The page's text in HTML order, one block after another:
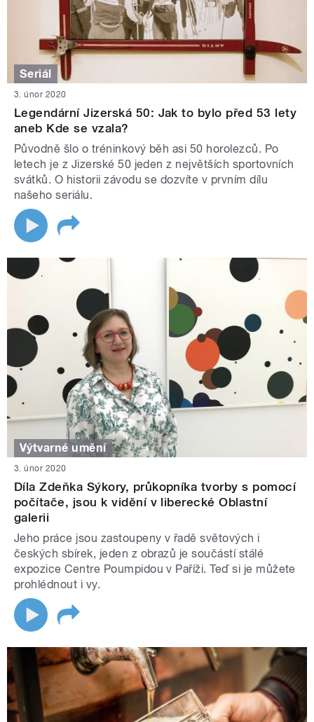
Seriál
3. únor 2020
Legendární Jizerská 50: Jak to bylo před 53 lety
aneb Kde se vzala?
Původně šlo o tréninkový běh asi 50 horolezců. Po
letech je z Jizerské 50 jeden z největších sportovních
svátků. O historii závodu se dozvíte v prvním dílu
našeho seriálu.
Výtvarné umění
3. únor 2020
Díla Zdeňka Sýkory, průkopníka tvorby s pomocí
počítače, jsou k vidění v liberecké Oblastní
galerii
Jeho práce jsou zastoupeny v řadě světových i
českých sbírek, jeden z obrazů je součástí stálé
expozice Centre Poumpidou v Paříži. Teď si je můžete
prohlédnout i vy.